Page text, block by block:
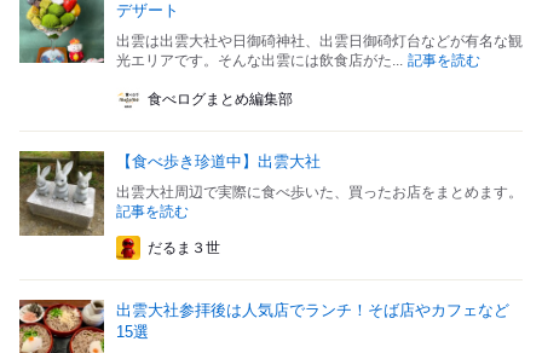
デザート
出雲は出雲大社や日御碕神社、出雲日御碕灯台などが有名な観
光エリアです。そんな出雲には飲食店がた... 記事を読む
食べログまとめ編集部
【食べ歩き珍道中】出雲大社
出雲大社周辺で実際に食べ歩いた、買ったお店をまとめます。
記事を読む
だるま３世
出雲大社参拝後は人気店でランチ！そば店やカフェなど
15選